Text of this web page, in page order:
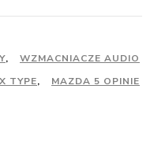
,
WZMACNIACZE AUDIO
TYPE,
MAZDA 5 OPINIE